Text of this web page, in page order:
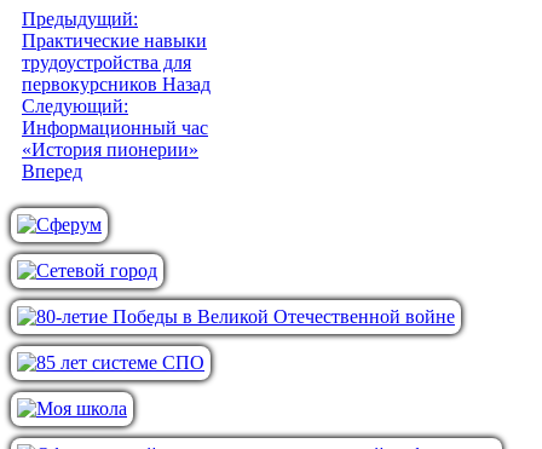
Предыдущий:
Практические навыки
трудоустройства для
первокурсников Назад
Следующий:
Информационный час
«История пионерии»
Вперед